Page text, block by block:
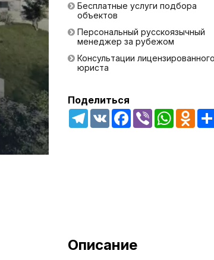
Бесплатные услуги подбора
объектов
Персональный русскоязычный
менеджер за рубежом
Консультации лицензированного
юриста
Поделиться
Telegram
VK Facebook
Viber
Описание